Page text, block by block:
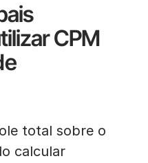
CPM
total sobre o
calcular